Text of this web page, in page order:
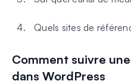
Quels sites de
Comment suivre
dans WordPress